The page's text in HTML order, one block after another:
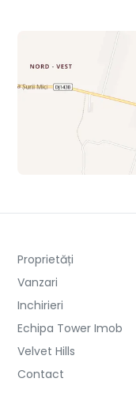
Proprietăți
Vanzari
Inchirieri
Echipa Tower Imob
Velvet Hills
Contact